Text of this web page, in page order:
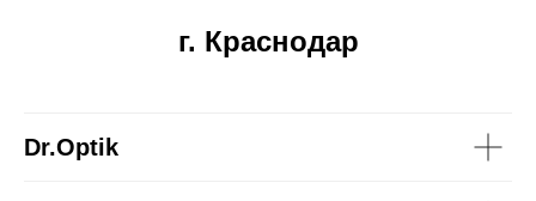
г. Краснодар
Dr.Optik